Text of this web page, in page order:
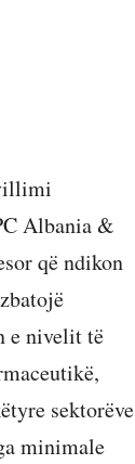
Albania &
që ndikon
e nivelit të
sektorëve
minimale